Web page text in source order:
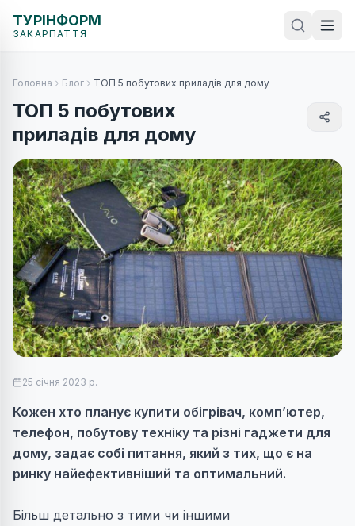
ТУРІНФОРМ
ЗАКАРПАТТЯ
Головна Блог ТОП 5 побутових приладів для дому
ТОП 5 побутових
приладів для дому
25 січня 2023 р.
Кожен хто планує купити обігрівач, комп’ютер,
телефон, побутову техніку та різні гаджети для
дому, задає собі питання, який з тих, що є на
ринку найефективніший та оптимальний.
Більш детально з тими чи іншими